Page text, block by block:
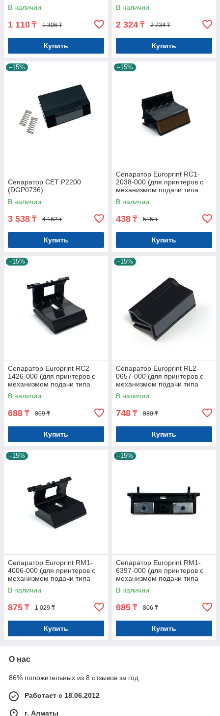
В наличии
1 110 ₸ 1 306 ₸
Купить
В наличии
2 324 ₸ 2 734 ₸
Купить
–15%
Сепаратор CET P2200
(DGP0736)
В наличии
3 538 ₸ 4 162 ₸
Купить
–15%
Сепаратор Europrint RC1-
2038-000 (для принтеров с
механизмом подачи типа
1010)
В наличии
438 ₸ 515 ₸
Купить
–15%
Сепаратор Europrint RC2-
1426-000 (для принтеров с
механизмом подачи типа
P1505)
В наличии
688 ₸ 809 ₸
Купить
–15%
Сепаратор Europrint RL2-
0657-000 (для принтеров с
механизмом подачи типа
M402)
В наличии
748 ₸ 880 ₸
Купить
–15%
Сепаратор Europrint RM1-
4006-000 (для принтеров с
механизмом подачи типа
P1005)
В наличии
875 ₸ 1 029 ₸
Купить
–15%
Сепаратор Europrint RM1-
6397-000 (для принтеров с
механизмом подачи типа
P2035)
В наличии
685 ₸ 806 ₸
Купить
О нас
86% положительных из 8 отзывов за год
Работает с 18.06.2012
г. Алматы